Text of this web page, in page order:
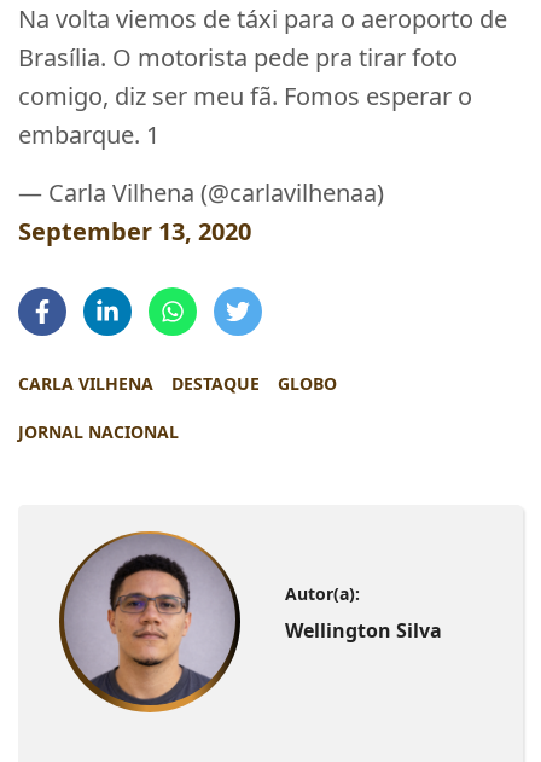
Na volta viemos de táxi para o aeroporto de
Brasília. O motorista pede pra tirar foto
comigo, diz ser meu fã. Fomos esperar o
embarque. 1
— Carla Vilhena (@carlavilhenaa)
September 13, 2020
CARLA VILHENA DESTAQUE GLOBO
JORNAL NACIONAL
Autor(a):
Wellington Silva